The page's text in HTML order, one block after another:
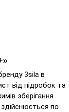
3sila в
від підробок та
зберігання
по